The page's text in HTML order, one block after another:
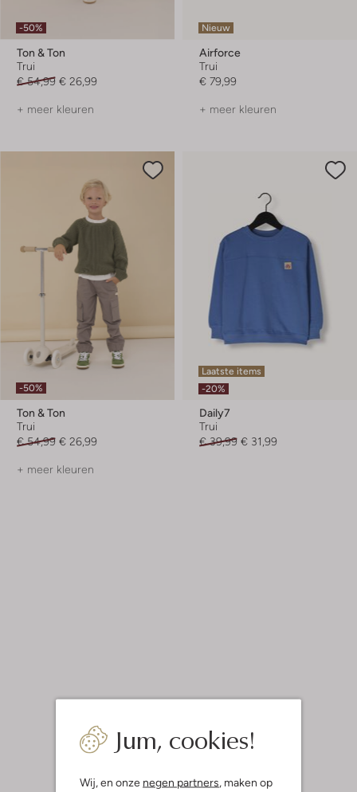
Jum, cookies!
Wij, en onze negen partners, maken op
-50%
Ton & Ton
Trui
€ 54,99 € 26,99
+ meer kleuren
Nieuw
Airforce
Trui
€ 79,99
+ meer kleuren
-50%
Ton & Ton
Trui
€ 54,99 € 26,99
+ meer kleuren
Laatste items
-20%
Daily7
Trui
€ 39,99 € 31,99